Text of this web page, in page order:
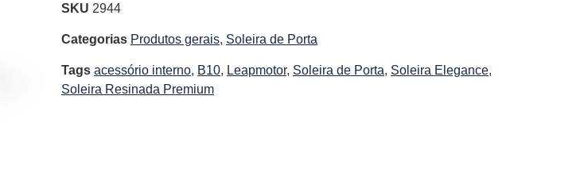
SKU 2944
Categorias Produtos gerais, Soleira de Porta
Tags acessório interno, B10, Leapmotor, Soleira de Porta, Soleira Elegance,
Soleira Resinada Premium